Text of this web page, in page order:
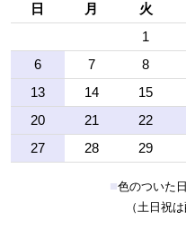
日 月 火
1
6
7 8
13
14 15
20
21 22
27
28 29
■色のついた
（土日祝